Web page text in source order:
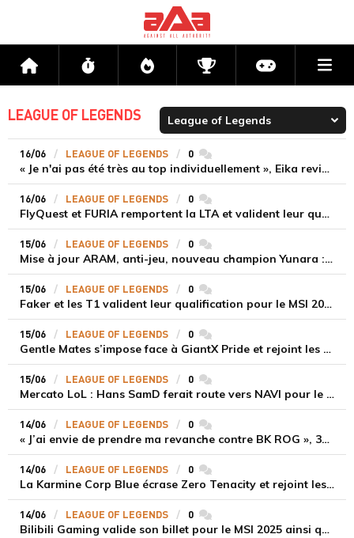
Accueil Flux Directs CompétitionsActu jeux
LEAGUE OF LEGENDS
16/06 LEAGUE OF LEGENDS 0 commentaires
« Je n'ai pas été très au top individuellement », Eika revient sur la victoire de Gentle Mates contre GiantX Pride
16/06 LEAGUE OF LEGENDS 0 commentaires
FlyQuest et FURIA remportent la LTA et valident leur qualification au MSI et à l’EWC 2025
15/06 LEAGUE OF LEGENDS 0 commentaires
Mise à jour ARAM, anti-jeu, nouveau champion Yunara : Riot détaille ses chantiers en cours sur League of Legends
15/06 LEAGUE OF LEGENDS 0 commentaires
Faker et les T1 valident leur qualification pour le MSI 2025 en écrasant Hanwha Life eSports
15/06 LEAGUE OF LEGENDS 0 commentaires
Gentle Mates s’impose face à GiantX Pride et rejoint les quarts de finale des EMEA Masters Spring 2025
15/06 LEAGUE OF LEGENDS 0 commentaires
Mercato LoL : Hans SamD ferait route vers NAVI pour le LEC Summer Split
14/06 LEAGUE OF LEGENDS 0 commentaires
« J’ai envie de prendre ma revanche contre BK ROG », 3XA après la victoire de la KCB contre Z10en 8e de finale des EMEA Masters
14/06 LEAGUE OF LEGENDS 0 commentaires
La Karmine Corp Blue écrase Zero Tenacity et rejoint les quarts de finale des EMEA Masters Spring 2025
14/06 LEAGUE OF LEGENDS 0 commentaires
Bilibili Gaming valide son billet pour le MSI 2025 ainsi que pour le tournoi League of Legends de l’EWC